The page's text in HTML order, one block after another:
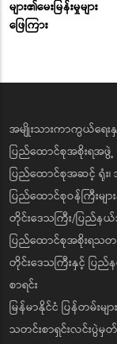
များ၏မေးမြန်းမှုများ
ဖြေကြား
အမျိုးသားကာကွယ်ရေး
ပြည်ထောင်စုအစိုးရအဖွဲ့
ပြည်ထောင်စုအဆင့် ရုံး၊
ပြည်ထောင်စုဝန်ကြီးမျာ
တိုင်းဒေသကြီး/ပြည်န
ပြည်ထောင်စုအစိုးရသ
တိုင်းဒေသကြီးနှင့် ပြည်
စာရင်း
မြန်မာနိုင်ငံ ပြန်တမ်းများ
သတင်းစာရှင်းလင်းပွဲမှတ်